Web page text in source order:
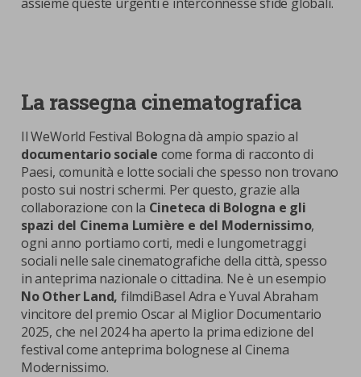
La rassegna cinematografica
Il WeWorld Festival Bologna dà ampio spazio al
documentario sociale come forma di racconto di
Paesi, comunità e lotte sociali che spesso non trovano
posto sui nostri schermi. Per questo, grazie alla
collaborazione con la Cineteca di Bologna e gli
spazi del Cinema Lumière e del Modernissimo,
ogni anno portiamo corti, medi e lungometraggi
sociali nelle sale cinematografiche della città, spesso
in anteprima nazionale o cittadina. Ne è un esempio
No Other Land, filmdiBasel Adra e Yuval Abraham
vincitore del premio Oscar al Miglior Documentario
2025, che nel 2024 ha aperto la prima edizione del
festival come anteprima bolognese al Cinema
Modernissimo.